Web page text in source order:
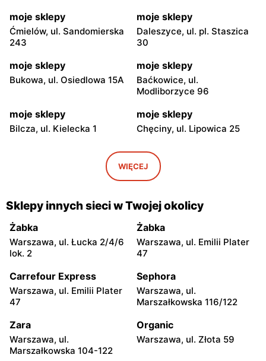
moje sklepy
Ćmielów, ul. Sandomierska
243
moje sklepy
Daleszyce, ul. pl. Staszica
30
moje sklepy
Bukowa, ul. Osiedlowa 15A
moje sklepy
Baćkowice, ul.
Modliborzyce 96
moje sklepy
Bilcza, ul. Kielecka 1
moje sklepy
Chęciny, ul. Lipowica 25
Iwaniska, ul. Ujazdowska 5
moje sklepy
Bogoria, ul. Rynek 30
Gorzyce, ul. Szkolna 44 Grębów, ul. Wydrza 180
moje sklepy
Jadachy, ul. Jadachy 111
moje sklepy
Jeżowe, ul. Zalesie 77
Kazimierza Wielka, ul.
Kolejowa 15
Kamień, ul. Błonie 23
Górki, ul. Górki 71
Gumniska, ul. Gumniska
157C
WIĘCEJ
Sklepy innych sieci w Twojej okolicy
Żabka
Warszawa, ul. Łucka 2/4/6
lok. 2
Żabka
Warszawa, ul. Emilii Plater
47
Carrefour Express
Warszawa, ul. Emilii Plater
47
Sephora
Warszawa, ul.
Marszałkowska 116/122
Zara
Warszawa, ul.
Marszałkowska 104-122
Organic
Warszawa, ul. Złota 59